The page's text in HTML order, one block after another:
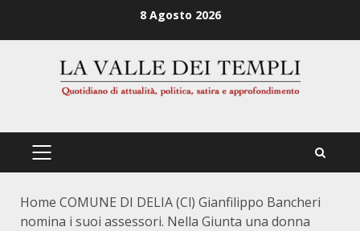
8 Agosto 2026
PRIMÄRES
Home COMUNE DI DELIA (Cl) Gianfilippo Bancheri
nomina i suoi assessori. Nella Giunta una donna